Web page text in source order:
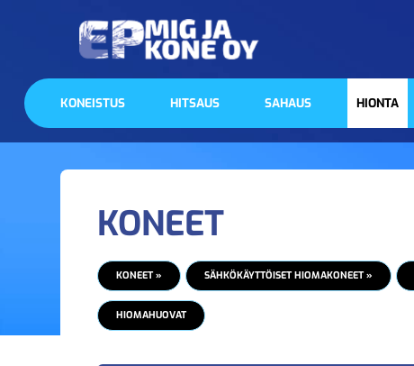
KONEISTUS HITSAUS SAHAUS HIONTA
KONEET
KONEET » SÄHKÖKÄYTTÖISET HIOMAKONEET »
HIOMAHUOVAT